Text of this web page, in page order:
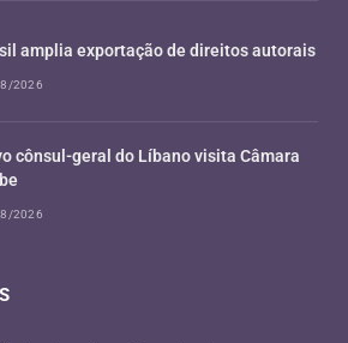
amplia exportação de direitos autorais
2026
cônsul-geral do Líbano visita Câmara
2026